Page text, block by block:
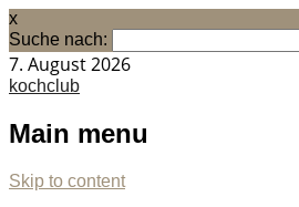
x
Suche nach:
7. August 2026
kochclub
Main menu
Skip to content